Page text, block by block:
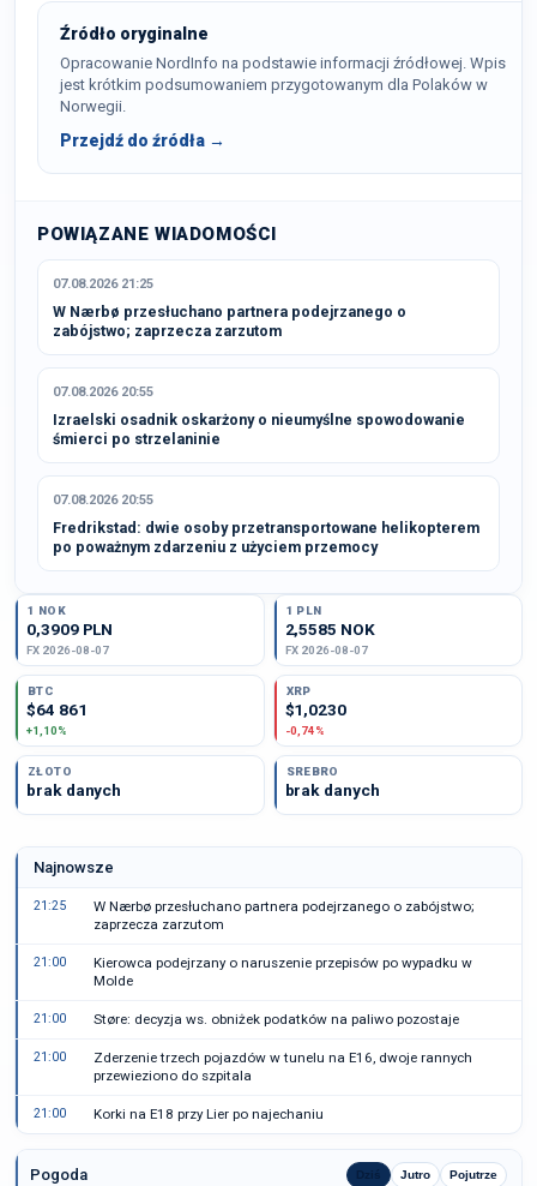
Źródło oryginalne
Opracowanie NordInfo na podstawie informacji źródłowej. Wpis
jest krótkim podsumowaniem przygotowanym dla Polaków w
Norwegii.
Przejdź do źródła →
POWIĄZANE WIADOMOŚCI
07.08.2026 21:25
W Nærbø przesłuchano partnera podejrzanego o
zabójstwo; zaprzecza zarzutom
07.08.2026 20:55
Izraelski osadnik oskarżony o nieumyślne spowodowanie
śmierci po strzelaninie
07.08.2026 20:55
Fredrikstad: dwie osoby przetransportowane helikopterem
po poważnym zdarzeniu z użyciem przemocy
1 NOK
0,3909 PLN
FX 2026-08-07
1 PLN
2,5585 NOK
FX 2026-08-07
BTC
$64 861
+1,10%
XRP
$1,0230
-0,74%
ZŁOTO
brak danych
SREBRO
brak danych
Najnowsze
21:25
W Nærbø przesłuchano partnera podejrzanego o zabójstwo;
zaprzecza zarzutom
21:00
Kierowca podejrzany o naruszenie przepisów po wypadku w
Molde
21:00 Støre: decyzja ws. obniżek podatków na paliwo pozostaje
21:00
Zderzenie trzech pojazdów w tunelu na E16, dwoje rannych
przewieziono do szpitala
21:00 Korki na E18 przy Lier po najechaniu
Pogoda Dziś Jutro Pojutrze